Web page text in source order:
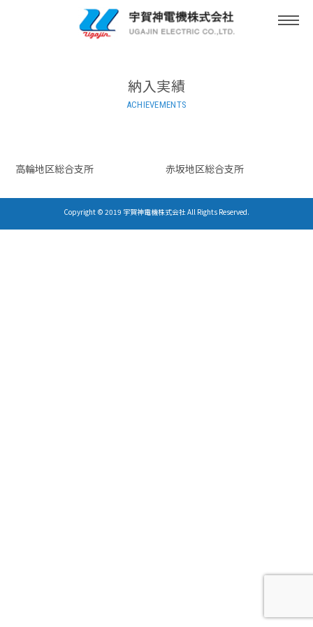
納入実績
ACHIEVEMENTS
高輪地区総合支所 赤坂地区総合支所
Copyright © 2019 宇賀神電機株式会社 All Rights Reserved.